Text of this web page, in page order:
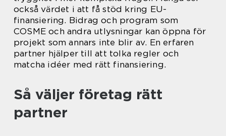
också värdet i att få stöd kring EU-
finansiering. Bidrag och program som
COSME och andra utlysningar kan öppna för
projekt som annars inte blir av. En erfaren
partner hjälper till att tolka regler och
matcha idéer med rätt finansiering.
Så väljer företag rätt
partner